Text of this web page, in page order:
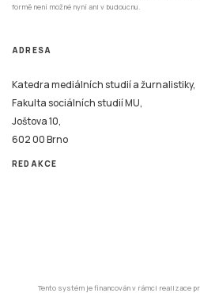
formě není možné nyní ani v budoucnu.
ADRESA
Katedra mediálních studií a žurnalistiky,
Fakulta sociálních studií MU,
Joštova 10,
602 00 Brno
REDAKCE
Tento systém je financován v rámci realizace